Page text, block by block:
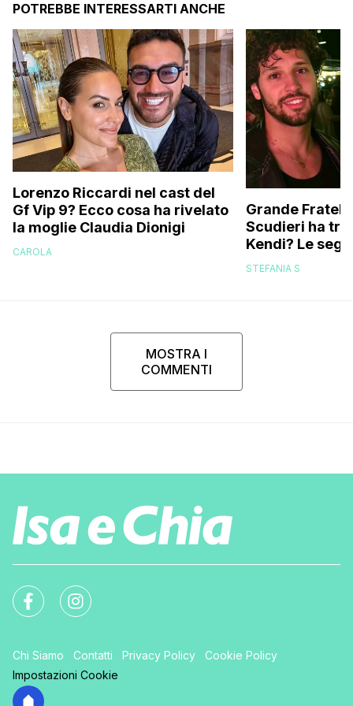
POTREBBE INTERESSARTI ANCHE
Lorenzo Riccardi nel cast del
Gf Vip 9? Ecco cosa ha rivelato
la moglie Claudia Dionigi
CAROLA
Grande
Scudieri ha
Kendi? Le
replica dell’ex
STEFANIA S
MOSTRA I
COMMENTI
Chi Siamo Contatti Privacy Policy
Cookie Policy
Impostazioni Cookie